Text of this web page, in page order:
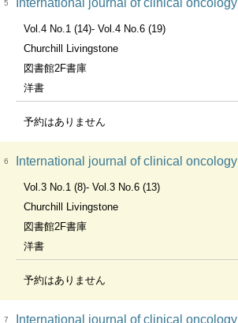
5 International journal of clinical oncology
Vol.4 No.1 (14)- Vol.4 No.6 (19)
Churchill Livingstone
図書館2F書庫
洋書
予約はありません
6 International journal of clinical oncology
Vol.3 No.1 (8)- Vol.3 No.6 (13)
Churchill Livingstone
図書館2F書庫
洋書
予約はありません
7 International journal of clinical oncology